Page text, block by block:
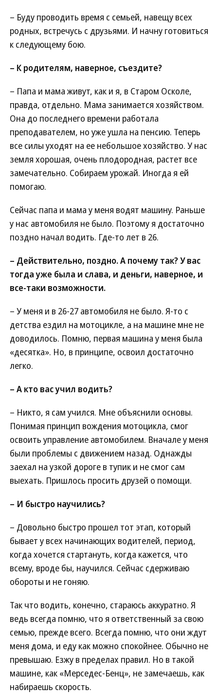
– Буду проводить время с семьей, навещу всех
родных, встречусь с друзьями. И начну готовиться
к следующему бою.
– К родителям, наверное, съездите?
– Папа и мама живут, как и я, в Старом Осколе,
правда, отдельно. Мама занимается хозяйством.
Она до последнего времени работала
преподавателем, но уже ушла на пенсию. Теперь
все силы уходят на ее небольшое хозяйство. У нас
земля хорошая, очень плодородная, растет все
замечательно. Собираем урожай. Иногда я ей
помогаю.
Сейчас папа и мама у меня водят машину. Раньше
у нас автомобиля не было. Поэтому я достаточно
поздно начал водить. Где-то лет в 26.
– Действительно, поздно. А почему так? У вас
тогда уже была и слава, и деньги, наверное, и
все-таки возможности.
– У меня и в 26-27 автомобиля не было. Я-то с
детства ездил на мотоцикле, а на машине мне не
доводилось. Помню, первая машина у меня была
«десятка». Но, в принципе, освоил достаточно
легко.
– А кто вас учил водить?
– Никто, я сам учился. Мне объяснили основы.
Понимая принцип вождения мотоцикла, смог
освоить управление автомобилем. Вначале у меня
были проблемы с движением назад. Однажды
заехал на узкой дороге в тупик и не смог сам
выехать. Пришлось просить друзей о помощи.
– И быстро научились?
– Довольно быстро прошел тот этап, который
бывает у всех начинающих водителей, период,
когда хочется стартануть, когда кажется, что
всему, вроде бы, научился. Сейчас сдерживаю
обороты и не гоняю.
Так что водить, конечно, стараюсь аккуратно. Я
ведь всегда помню, что я ответственный за свою
семью, прежде всего. Всегда помню, что они ждут
меня дома, и еду как можно спокойнее. Обычно не
превышаю. Езжу в пределах правил. Но в такой
машине, как «Мерседес-Бенц», не замечаешь, как
набираешь скорость.